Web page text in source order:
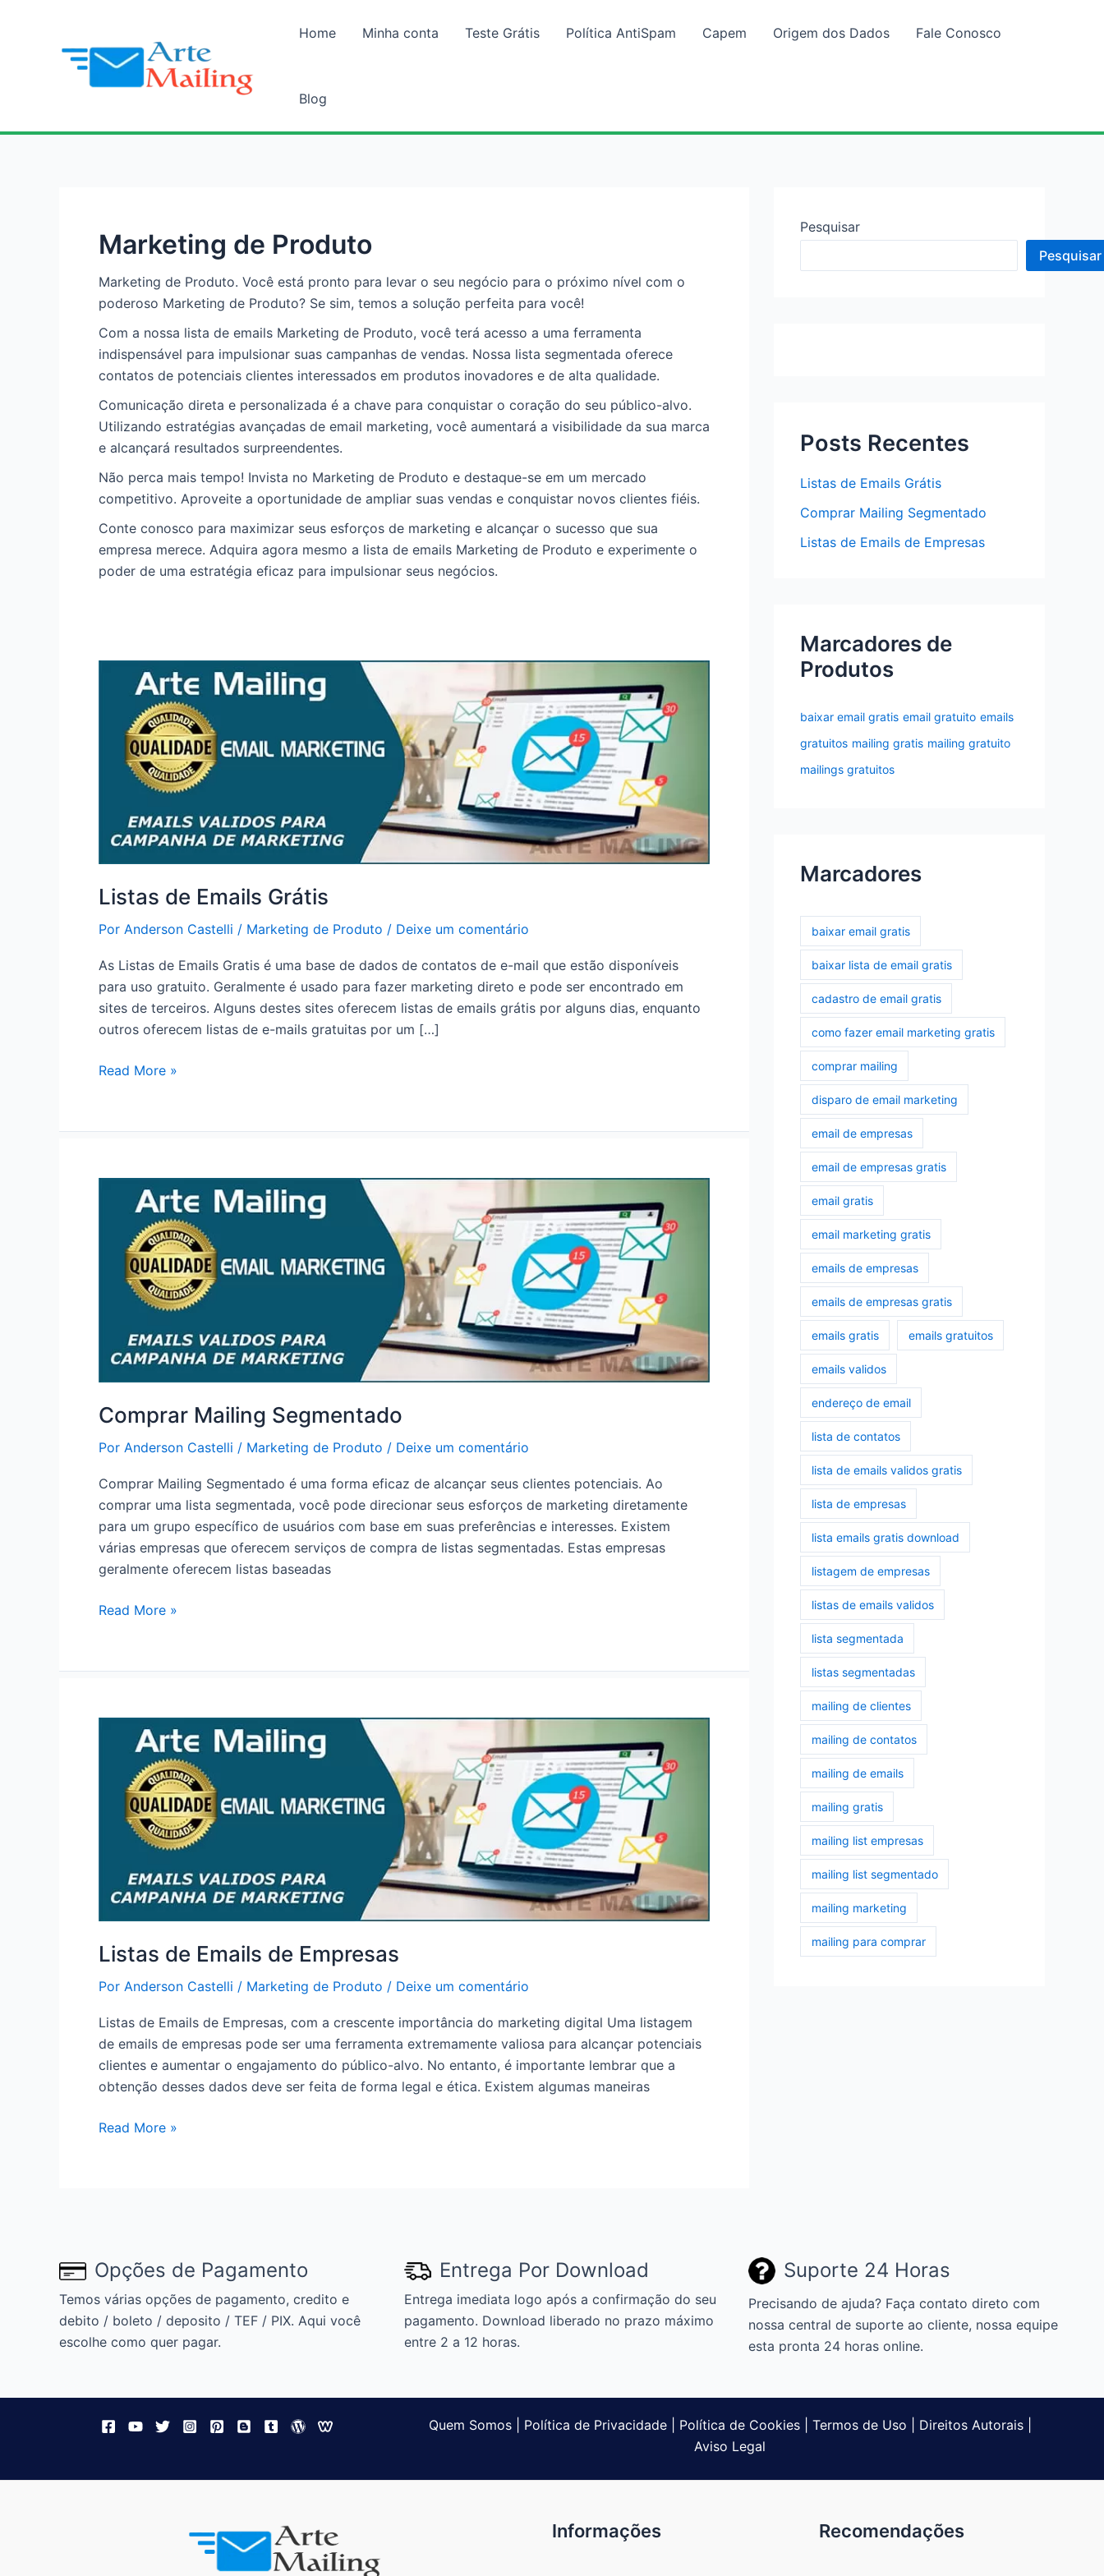
Home Minha conta Teste Grátis Política AntiSpam Capem Origem dos Dados Fale Conosco
Blog
Marketing de Produto
Marketing de Produto. Você está pronto para levar o seu negócio para o próximo nível com o
poderoso Marketing de Produto? Se sim, temos a solução perfeita para você!
Com a nossa lista de emails Marketing de Produto, você terá acesso a uma ferramenta
indispensável para impulsionar suas campanhas de vendas. Nossa lista segmentada oferece
contatos de potenciais clientes interessados em produtos inovadores e de alta qualidade.
Comunicação direta e personalizada é a chave para conquistar o coração do seu público-alvo.
Utilizando estratégias avançadas de email marketing, você aumentará a visibilidade da sua marca
e alcançará resultados surpreendentes.
Não perca mais tempo! Invista no Marketing de Produto e destaque-se em um mercado
competitivo. Aproveite a oportunidade de ampliar suas vendas e conquistar novos clientes fiéis.
Conte conosco para maximizar seus esforços de marketing e alcançar o sucesso que sua
empresa merece. Adquira agora mesmo a lista de emails Marketing de Produto e experimente o
poder de uma estratégia eficaz para impulsionar seus negócios.
Listas de Emails Grátis
Por Anderson Castelli / Marketing de Produto / Deixe um comentário
As Listas de Emails Gratis é uma base de dados de contatos de e-mail que estão disponíveis
para uso gratuito. Geralmente é usado para fazer marketing direto e pode ser encontrado em
sites de terceiros. Alguns destes sites oferecem listas de emails grátis por alguns dias, enquanto
outros oferecem listas de e-mails gratuitas por um […]
Listas
Grátis
Read More »
Comprar Mailing Segmentado
Por Anderson Castelli / Marketing de Produto / Deixe um comentário
Comprar Mailing Segmentado é uma forma eficaz de alcançar seus clientes potenciais. Ao
comprar uma lista segmentada, você pode direcionar seus esforços de marketing diretamente
para um grupo específico de usuários com base em suas preferências e interesses. Existem
várias empresas que oferecem serviços de compra de listas segmentadas. Estas empresas
geralmente oferecem listas baseadas
Comprar
Read More »
Listas de Emails de Empresas
Por Anderson Castelli / Marketing de Produto / Deixe um comentário
Listas de Emails de Empresas, com a crescente importância do marketing digital Uma listagem
de emails de empresas pode ser uma ferramenta extremamente valiosa para alcançar potenciais
clientes e aumentar o engajamento do público-alvo. No entanto, é importante lembrar que a
obtenção desses dados deve ser feita de forma legal e ética. Existem algumas maneiras
Listas
Read More »
Pesquisar
Pesquisar
Posts Recentes
Listas de Emails Grátis
Comprar Mailing Segmentado
Listas de Emails de Empresas
Marcadores de
Produtos
baixar email gratis email gratuito emails
gratuitos mailing gratis mailing gratuito
mailings gratuitos
Marcadores
baixar email gratis
baixar lista de email gratis
cadastro de email gratis
como fazer email marketing gratis
comprar mailing
disparo de email marketing
email de empresas
email de empresas gratis
email gratis
email marketing gratis
emails de empresas
emails de empresas gratis
emails gratis emails gratuitos
emails validos
endereço de email
lista de contatos
lista de emails validos gratis
lista de empresas
lista emails gratis download
listagem de empresas
listas de emails validos
lista segmentada
listas segmentadas
mailing de clientes
mailing de contatos
mailing de emails
mailing gratis
mailing list empresas
mailing list segmentado
mailing marketing
mailing para comprar
Opções de Pagamento
Temos várias opções de pagamento, credito e
debito / boleto / deposito / TEF / PIX. Aqui você
escolhe como quer pagar.
Entrega Por Download
Entrega imediata logo após a confirmação do seu
pagamento. Download liberado no prazo máximo
entre 2 a 12 horas.
Suporte 24 Horas
Precisando de ajuda? Faça contato direto com
nossa central de suporte ao cliente, nossa equipe
esta pronta 24 horas online.
Quem Somos| Política de Privacidade| Política de Cookies| Termos de Uso Direitos Autorais|
Aviso Legal
Informações Recomendações